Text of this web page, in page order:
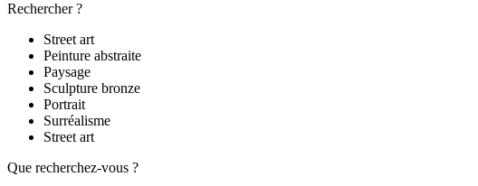
Rechercher ?
Street art
Peinture abstraite
Paysage
Sculpture bronze
Portrait
Surréalisme
Street art
Que recherchez-vous ?